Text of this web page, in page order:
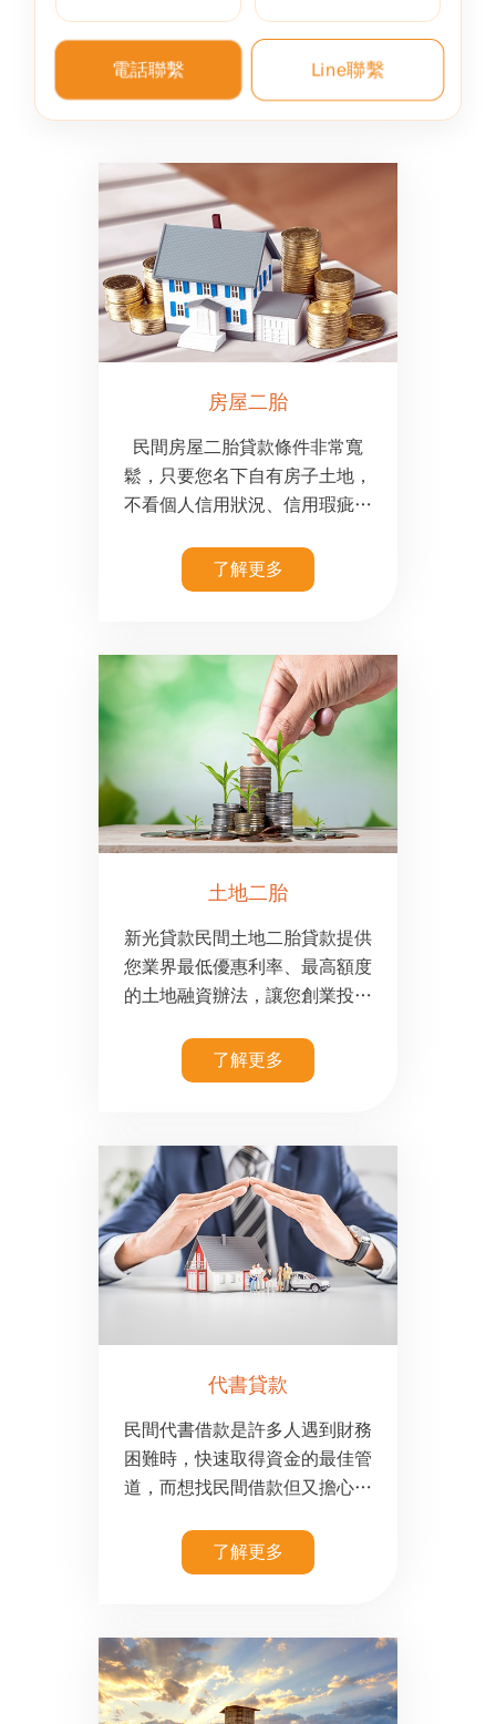
電話聯繫 Line聯繫
房屋二胎
民間房屋二胎貸款條件非常寬
鬆，只要您名下自有房子土地，
不看個人信用狀況、信用瑕疵、
商中、甚至是信用記錄空白等等
皆可以申辦，條件非常寬鬆。辦
資額度分期，借多少本金就繳多
少利息，隨借隨還，按月計息，
且新光房屋二胎成數高，讓您有
充足的資金隨時靈活運用，首次
申辦二胎房貸，享有優惠利率
0.85%起。
了解更多
土地二胎
新光貸款民間土地二胎貸款提供
您業界最低優惠利率、最高額度
的土地融資辦法，讓您創業投資
借款貸款可受理的種類多，不管
是農地、建地、林地、原住民保
地、持分土地等，都可以成功辦
理土地二胎貸款。
了解更多
代書貸款
民間代書借款是許多人遇到財務
困難時，快速取得資金的最佳管
道，而想找民間借款但又擔心遇
了解更多